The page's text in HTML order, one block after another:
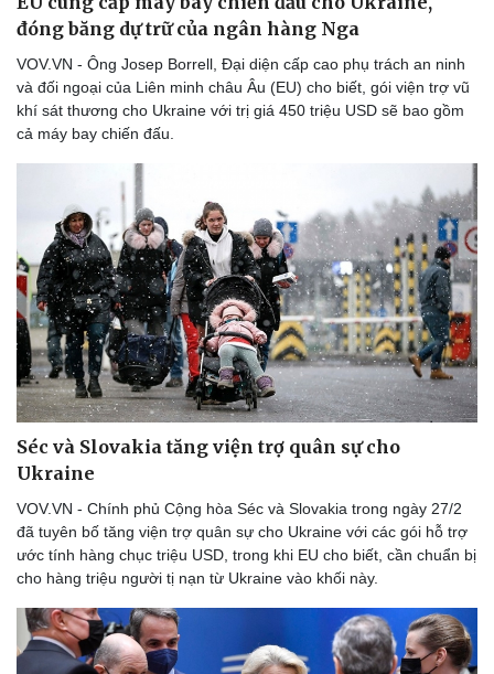
Thể thao
Bóng đá
Lịch thi đấu bóng đá
Thế giới thể thao
eSports
Hậu trường
Ô tô - Xe máy
Ô tô
Xe máy
Tư vấn
đóng băng dự trữ của ngân hàng Nga
VOV.VN - Ông Josep Borrell, Đại diện cấp cao phụ trách an ninh
và đối ngoại của Liên minh châu Âu (EU) cho biết, gói viện trợ vũ
khí sát thương cho Ukraine với trị giá 450 triệu USD sẽ bao gồm
cả máy bay chiến đấu.
Séc và Slovakia tăng viện trợ quân sự cho
Ukraine
VOV.VN - Chính phủ Cộng hòa Séc và Slovakia trong ngày 27/2
đã tuyên bố tăng viện trợ quân sự cho Ukraine với các gói hỗ trợ
ước tính hàng chục triệu USD, trong khi EU cho biết, cần chuẩn bị
cho hàng triệu người tị nạn từ Ukraine vào khối này.